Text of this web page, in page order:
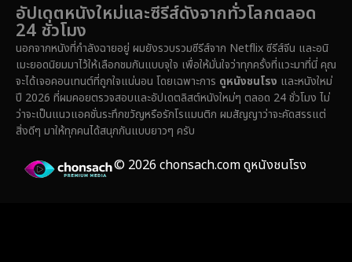
อัปเดตหนังใหม่และซีรีส์ดังจากทั่วโลกตลอด
24 ชั่วโมง
นอกจากหนังที่กำลังฉายอยู่ ผมยังรวบรวมซีรีส์จาก Netflix ซีรีส์จีน และอนิ
เมะยอดนิยมมาไว้ให้เลือกชมกันแบบจุใจ เพื่อให้มั่นใจว่าทุกครั้งที่แวะมาที่นี่ คุณ
จะได้เจอคอนเทนต์ที่ถูกใจแน่นอน โดยเฉพาะการ ดูหนังชนโรง และหนังใหม่
ปี 2026 ที่ผมคอยตรวจสอบและอัปเดตลิสต์หนังใหม่ๆ ตลอด 24 ชั่วโมง ไม่
ว่าจะเป็นแนวแอคชั่นระทึกขวัญหรือรักโรแมนติก ผมสัญญาว่าจะคัดสรรแต่
สิ่งดีๆ มาให้ทุกคนได้สนุกกันแบบยาวๆ ครับ
© 2026 chonsach.com ดูหนังชนโรง